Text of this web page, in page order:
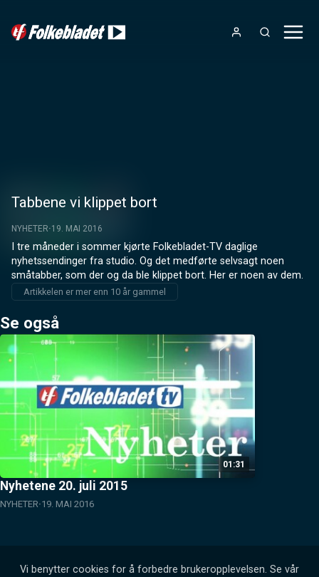
Tabbene vi klippet bort
NYHETER 19. MAI 2016
I tre måneder i sommer kjørte Folkebladet-TV daglige
nyhetssendinger fra studio. Og det medførte selvsagt noen
småtabber, som der og da ble klippet bort. Her er noen av dem.
Artikkelen er mer enn 10 år gammel
Se også
01:31
Nyhetene 20. juli 2015
NYHETER 19. MAI 2016
Vi benytter cookies for å forbedre brukeropplevelsen. Se vår